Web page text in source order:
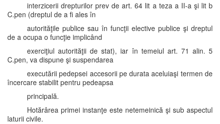
interzicerii drepturilor prev de art. 64 lit a teza a II-a şi lit b
C.pen (dreptul de a fi ales în
autorităţile publice sau în funcţii elective publice şi dreptul
de a ocupa o funcţie implicând
exerciţiul autorităţii de stat), iar în temeiul art. 71 alin. 5
C.pen, va dispune şi suspendarea
executării pedepsei accesorii pe durata aceluiaşi termen de
încercare stabilit pentru pedeapsa
principală.
Hotărârea primei instanţe este netemeinică şi sub aspectul
laturii civile.